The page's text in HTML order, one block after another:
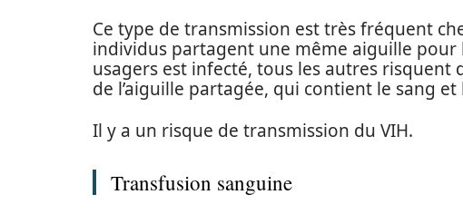
Ce type de transmission est très fréquent
individus partagent une même aiguille pour
usagers est infecté, tous les autres risquent
de l’aiguille partagée, qui contient le sang
Il y a un risque de transmission du VIH.
Transfusion sanguine